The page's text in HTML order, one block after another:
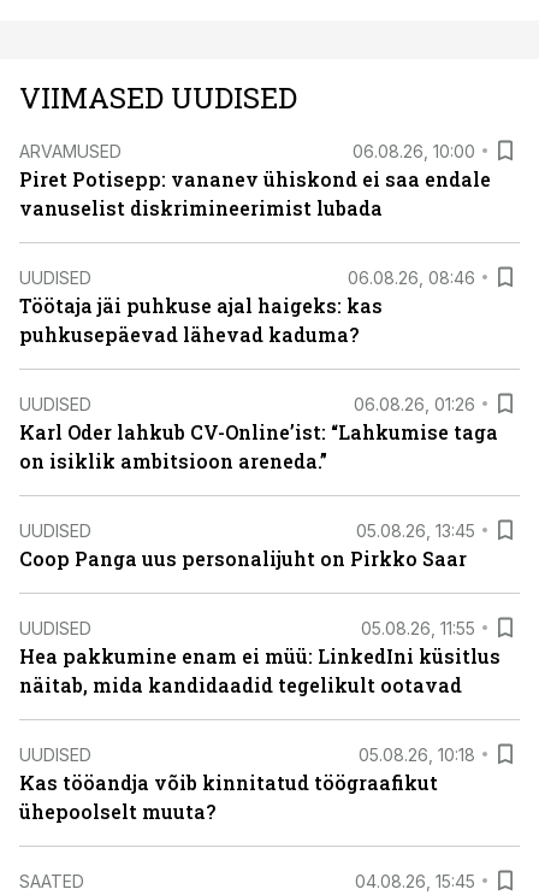
VIIMASED UUDISED
ARVAMUSED 06.08.26, 10:00
Piret Potisepp: vananev ühiskond ei saa endale
vanuselist diskrimineerimist lubada
UUDISED 06.08.26, 08:46
Töötaja jäi puhkuse ajal haigeks: kas
puhkusepäevad lähevad kaduma?
UUDISED 06.08.26, 01:26
Karl Oder lahkub CV-Online’ist: “Lahkumise taga
on isiklik ambitsioon areneda.”
UUDISED 05.08.26, 13:45
Coop Panga uus personalijuht on Pirkko Saar
UUDISED 05.08.26, 11:55
Hea pakkumine enam ei müü: LinkedIni küsitlus
näitab, mida kandidaadid tegelikult ootavad
UUDISED 05.08.26, 10:18
Kas tööandja võib kinnitatud töögraafikut
ühepoolselt muuta?
SAATED 04.08.26, 15:45